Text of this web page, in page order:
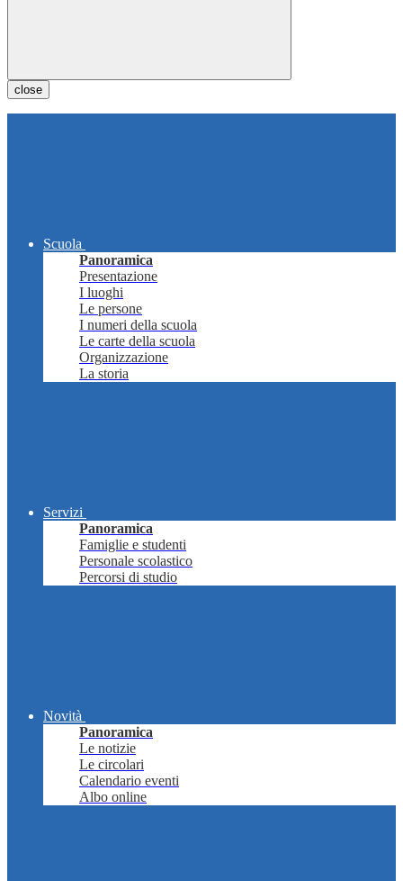
close
Scuola
Panoramica
Presentazione
I luoghi
Le persone
I numeri della scuola
Le carte della scuola
Organizzazione
La storia
Servizi
Panoramica
Famiglie e studenti
Personale scolastico
Percorsi di studio
Novità
Panoramica
Le notizie
Le circolari
Calendario eventi
Albo online